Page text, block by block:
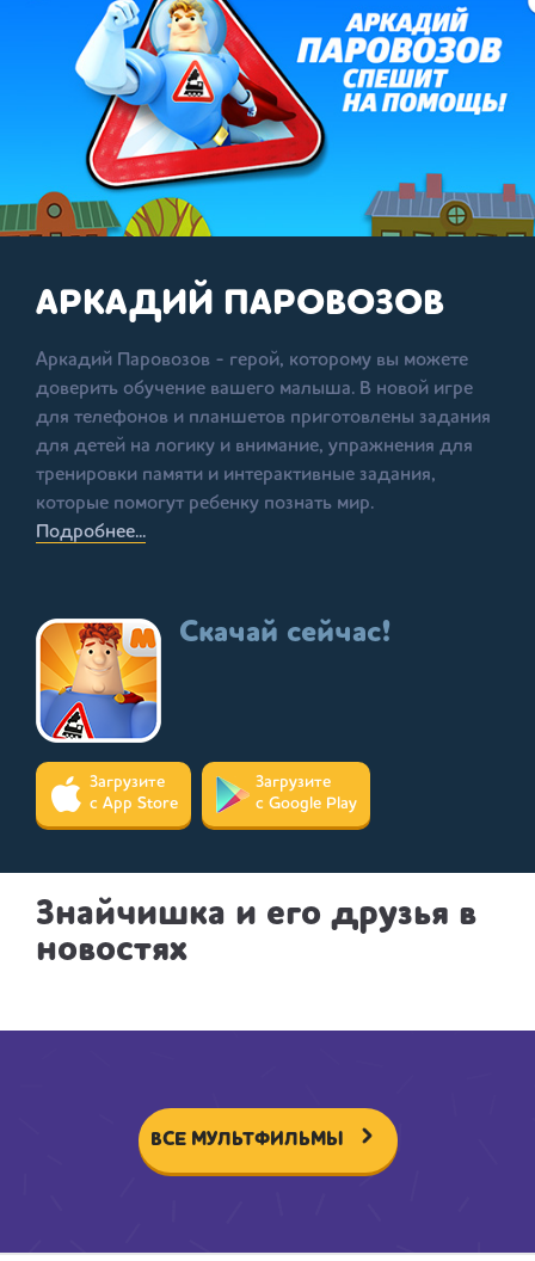
АРКАДИЙ ПАРОВОЗОВ
Аркадий Паровозов - герой, которому вы можете
доверить обучение вашего малыша. В новой игре
для телефонов и планшетов приготовлены задания
для детей на логику и внимание, упражнения для
тренировки памяти и интерактивные задания,
которые помогут ребенку познать мир.
Подробнее...
Скачай сейчас!
Загрузите
с App Store
Загрузите
с Google Play
Знайчишка и его друзья в
новостях
ВСЕ МУЛЬТФИЛЬМЫ